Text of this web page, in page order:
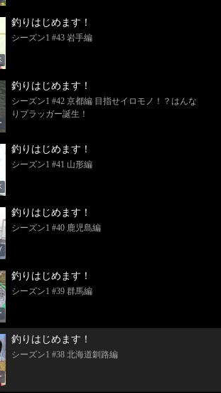
釣りはじめます！
シーズン1 #43 岩手編
釣りはじめます！
シーズン1 #42 京都編 目指せイロモノ！？はんな
りプラッガー誕生！
釣りはじめます！
シーズン1 #41 山形編
釣りはじめます！
シーズン1 #40 鹿児島編
釣りはじめます！
シーズン1 #39 群馬編
釣りはじめます！
シーズン1 #38 北海道釧路編